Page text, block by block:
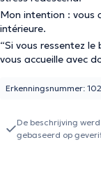
Mon intention : vous
intérieure.
“Si vous ressentez
vous accueille avec
Erkenningsnummer:
De beschrijving
gebaseerd op